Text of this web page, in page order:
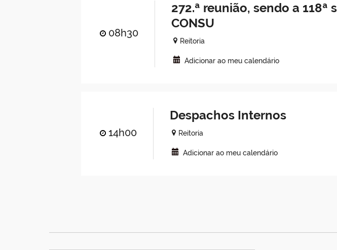
08h30
272.ª reunião, sendo a
CONSU
Reitoria
Adicionar ao meu calendário
14h00
Despachos Internos
Reitoria
Adicionar ao meu calendário